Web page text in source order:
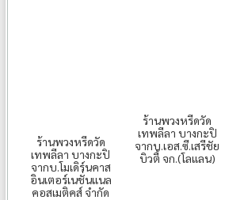
ร้านพวงหรีดวัด
เทพลีลา บางกะปิ
จากบ.โมเดิร์นคาส
อินเตอร์เนชั่นแนล
คอสเมติคส์ จำกัด
ร้านพวงหรีดวัด
เทพลีลา บางกะปิ
จากบ.เอส.ซี.เสรีชัย
บิวตี้ จก.(โลแลน)